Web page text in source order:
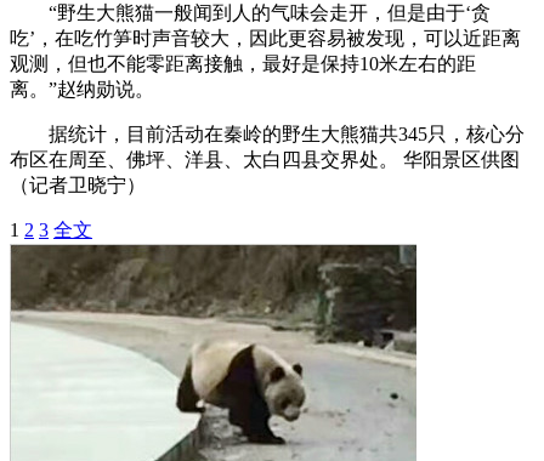
“野生大熊猫一般闻到人的气味会走开，但是由于‘贪
吃’，在吃竹笋时声音较大，因此更容易被发现，可以近距离
观测，但也不能零距离接触，最好是保持10米左右的距
离。”赵纳勋说。
据统计，目前活动在秦岭的野生大熊猫共345只，核心分
布区在周至、佛坪、洋县、太白四县交界处。 华阳景区供图
（记者卫晓宁）
1 2 3 全文